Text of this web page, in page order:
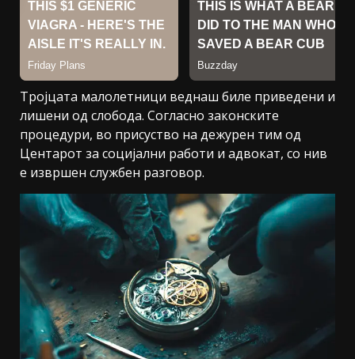
Тројцата малолетници веднаш биле приведени и
лишени од слобода. Согласно законските
процедури, во присуство на дежурен тим од
Центарот за социјални работи и адвокат, со нив
е извршен службен разговор.